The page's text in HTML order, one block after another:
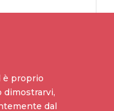
è proprio
dimostrarvi,
dal